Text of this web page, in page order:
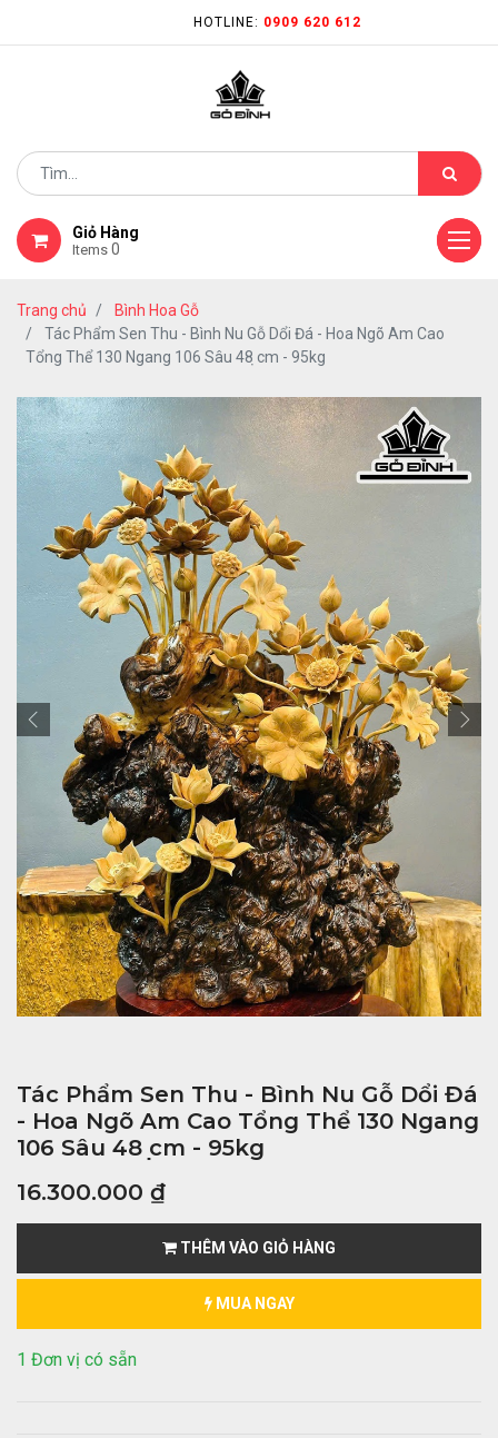
HOTLINE: 0909 620 612
Giỏ Hàng
Items 0
Trang chủ
Bình Hoa Gỗ
Tác Phẩm Sen Thu - Bình Nu Gỗ Dổi Đá - Hoa Ngõ Am Cao
Tổng Thể 130 Ngang 106 Sâu 48 ̣cm - 95kg
Tác Phẩm Sen Thu - Bình Nu Gỗ Dổi Đá
- Hoa Ngõ Am Cao Tổng Thể 130 Ngang
106 Sâu 48 ̣cm - 95kg
16.300.000 ₫
THÊM VÀO GIỎ HÀNG
MUA NGAY
1 Đơn vị có sẵn